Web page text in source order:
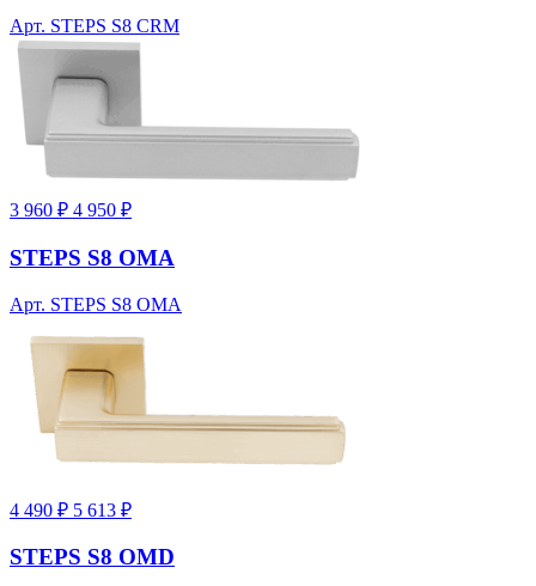
Арт. STEPS S8 CRM
3 960 ₽ 4 950 ₽
STEPS S8 OMA
Арт. STEPS S8 OMA
4 490 ₽ 5 613 ₽
STEPS S8 OMD